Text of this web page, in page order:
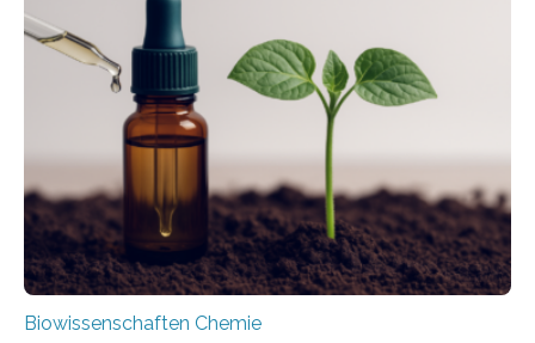
ausgezeichnetem Zustand erhalten. Es konnte als neue
Art einer neuen Gattung beschrieben werden und trägt
nun den Namen Cretosabethes primaevus. Dieser erste
fossile Nachweis einer Stechmückenlarve in Bernstein
stellt gleichzeitig den ersten Fossilfund einer
Mückenlarve aus dem Mesozoikum dar, denn…
Biowissenschaften Chemie